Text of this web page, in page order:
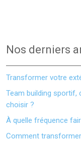
Nos derniers
Transformer votre
Team building sportif,
choisir ?
À quelle fréquence
Comment